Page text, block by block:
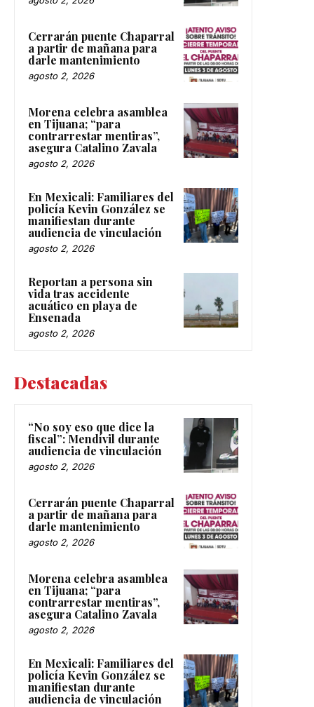
Cerrarán puente Chaparral
a partir de mañana para
darle mantenimiento
agosto 2, 2026
Morena celebra asamblea
en Tijuana; “para
contrarrestar mentiras”,
asegura Catalino Zavala
agosto 2, 2026
En Mexicali: Familiares del
policía Kevin González se
manifiestan durante
audiencia de vinculación
agosto 2, 2026
Reportan a persona sin
vida tras accidente
acuático en playa de
Ensenada
agosto 2, 2026
Destacadas
“No soy eso que dice la
fiscal”: Mendívil durante
audiencia de vinculación
agosto 2, 2026
Cerrarán puente Chaparral
a partir de mañana para
darle mantenimiento
agosto 2, 2026
Morena celebra asamblea
en Tijuana; “para
contrarrestar mentiras”,
asegura Catalino Zavala
agosto 2, 2026
En Mexicali: Familiares del
policía Kevin González se
manifiestan durante
audiencia de vinculación